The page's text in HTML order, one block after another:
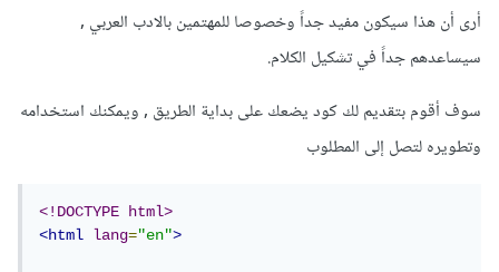
أرى أن هذا سيكون مفيد جداً وخصوصا للمهتمين بالادب العربي ,
سيساعدهم جداً في تشكيل الكلام.
سوف أقوم بتقديم لك كود يضعك على بداية الطريق , ويمكنك استخدامه
وتطويره لتصل إلى المطلوب
<!DOCTYPE html>
<html
lang="en">